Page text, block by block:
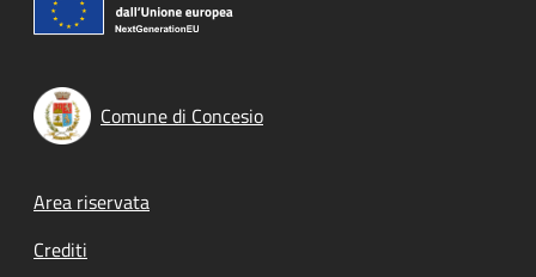
Comune di Concesio
Footer menu
Area riservata
Crediti